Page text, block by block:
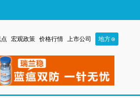
宏观政策 价格行情 上市公司 地方